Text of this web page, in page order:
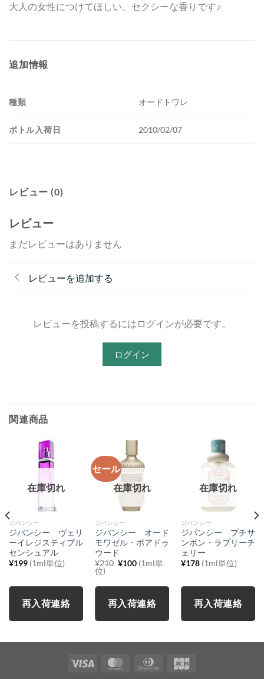
大人の女性につけてほしい、セクシーな香りです♪
追加情報
種類 オードトワレ
ボトル入荷日 2010/02/07
レビュー (0)
レビュー
まだレビューはありません
レビューを追加する
レビューを投稿するにはログインが必要です。
ログイン
関連商品
在庫切れ
ジバンシー
ジバンシー ヴェリ
ーイレジスティブル
センシュアル
¥199 (1ml単位)
再入荷連絡
セール
在庫切れ
ジバンシー
ジバンシー オード
モワゼル・ボアドゥ
ウード
¥210 元
格
¥210
で
た。
¥100現
在
価
は
¥100
す。
(1ml単
位)
再入荷連絡
在庫切れ
ジバンシー
ジバンシー プチサ
ンボン・ラブリーチ
ェリー
¥178 (1ml単位)
再入荷連絡